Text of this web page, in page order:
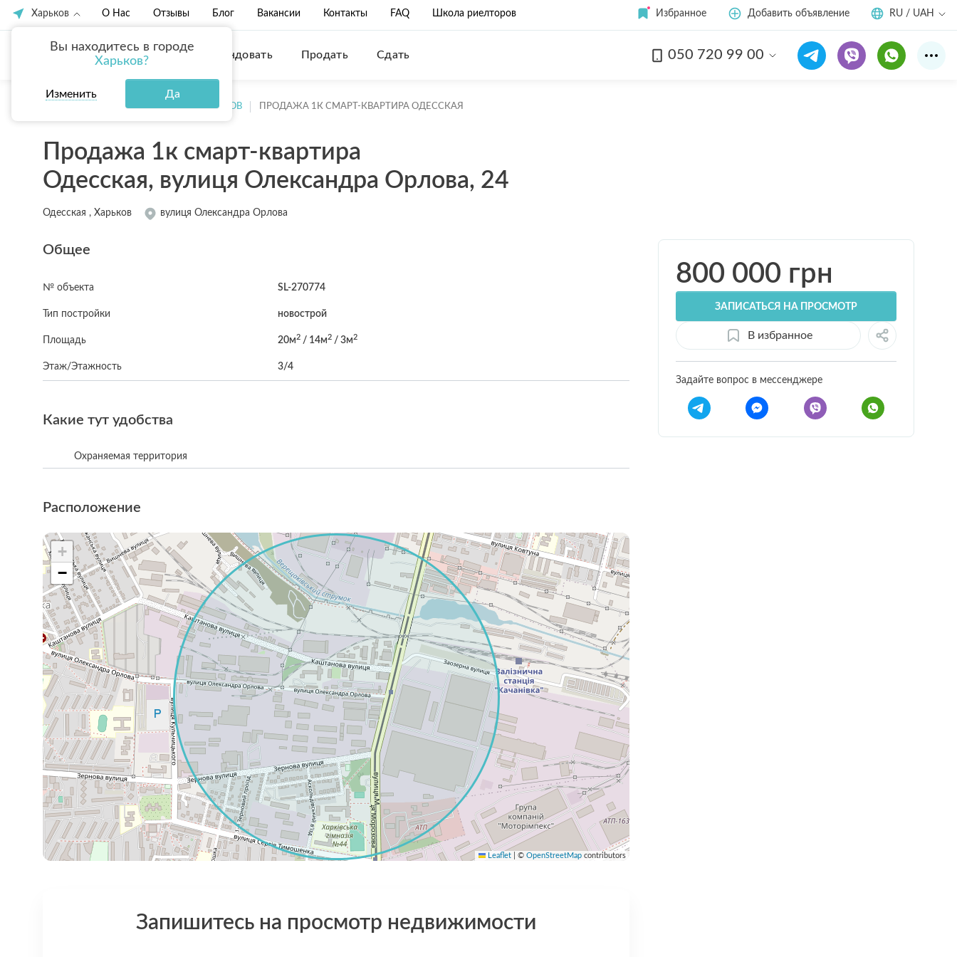
Харьков
Вы находитесь в городе
Харьков?
Изменить Да
О Нас Отзывы Блог Вакансии Контакты FAQ Школа риелторов Избранное Добавить объявление RU / UAH
Купить Арендовать Продать Сдать 050 720 99 00Смотреть все16 фото
ПРОДАЖА КВАРТИР ХАРЬКОВ ПРОДАЖА 1К СМАРТ-КВАРТИРА ОДЕССКАЯ
Продажа 1к смарт-квартира
Одесская, вулиця Олександра Орлова, 24
Одесская , Харьков вулиця Олександра Орлова
Общее
№ объекта SL-270774
Тип постройки новострой
Площадь 20м2/ 14м2/ 3м2
Этаж/Этажность 3/4
Какие тут удобства
Охраняемая территория
Расположение
+
−
Leaflet © OpenStreetMap contributors
Запишитесь на просмотр недвижимости
800 000 грн
ЗАПИСАТЬСЯ НА ПРОСМОТР
В избранное
Задайте вопрос в мессенджере